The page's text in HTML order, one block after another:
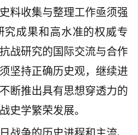
料收集与整理工作亟须强
成果和高水准的权威专
战研究的国际交流与合作
坚持正确历史观，继续进
断推出具有思想穿透力的
史学繁荣发展。